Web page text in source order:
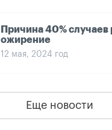
Причина 40% случаев
ожирение
12 мая, 2024 год
Еще новости